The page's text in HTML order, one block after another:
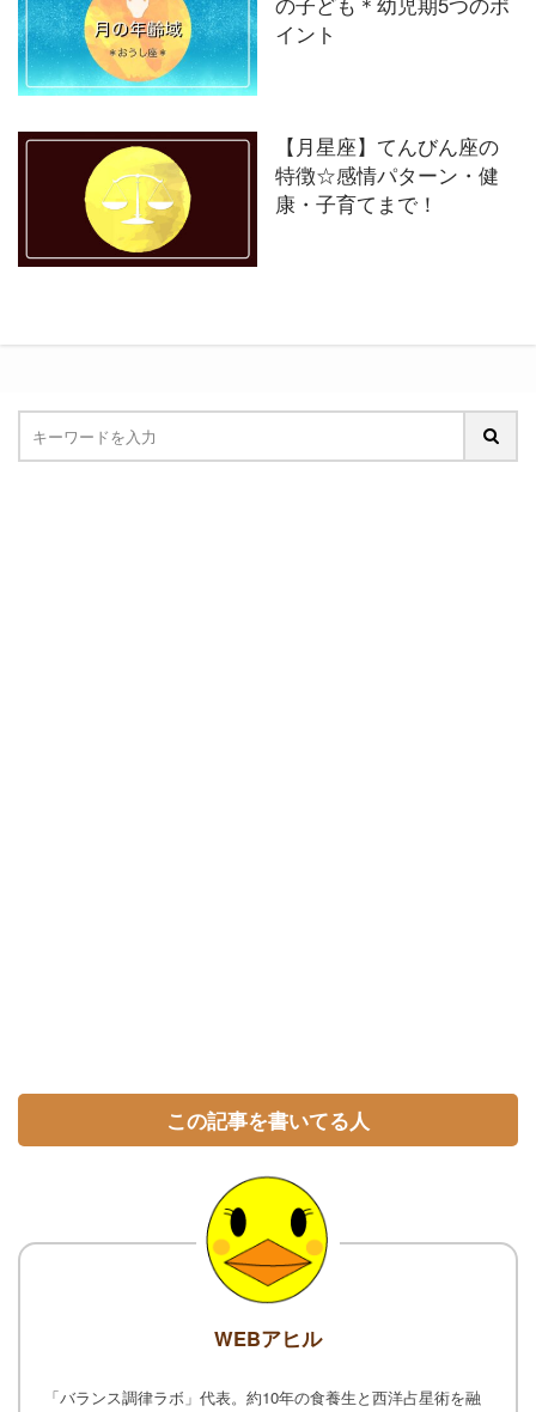
イント
【月星座】てんびん座の
特徴☆感情パターン・健
康・子育てまで！
この記事を書いてる人
WEBアヒル
「バランス調律ラボ」代表。約10年の食養生と西洋占星術を融